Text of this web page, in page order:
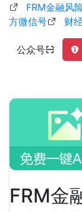
FRM金融风
方微信号
财
公众号
FRM金